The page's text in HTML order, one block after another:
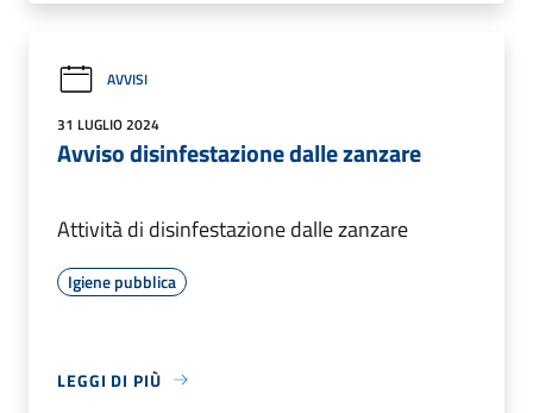
AVVISI
31 LUGLIO 2024
Avviso disinfestazione dalle zanzare
Attività di disinfestazione dalle zanzare
Igiene pubblica
LEGGI DI PIÙ